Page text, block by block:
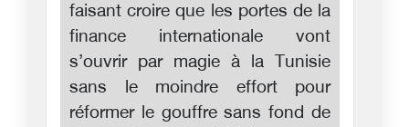
faisant croire que les portes de la
finance internationale vont
s’ouvrir par magie à la Tunisie
sans le moindre effort pour
réformer le gouffre sans fond de